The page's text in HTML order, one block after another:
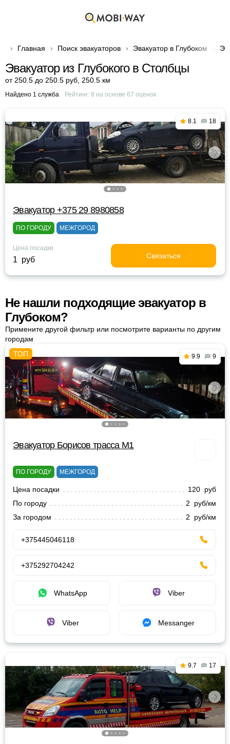
Главная Поиск эвакуаторов Эвакуатор в Глубоком
Эвакуатор из Глубокого в Столбцы
от 250.5 до 250.5 руб 250.5 км
Найдено 1 служба Рейтинг: 8 на основе 67 оценок
8.1 18
Эвакуатор +375 29 8980858
ПО ГОРОДУ МЕЖГОРОД
Цена посадки
1 руб Связаться
Не нашли подходящие эвакуатор в
Глубоком?
Примените другой фильтр или посмотрите варианты по другим
городам
9.9 9
Эвакуатор Борисов трасса М1
ПО ГОРОДУ МЕЖГОРОД
Цена посадки
120 руб
По городу
2 руб/км
За городом
2 руб/км
+375445046118
+375292704242
WhatsApp Viber
Viber Messanger
9.7 17